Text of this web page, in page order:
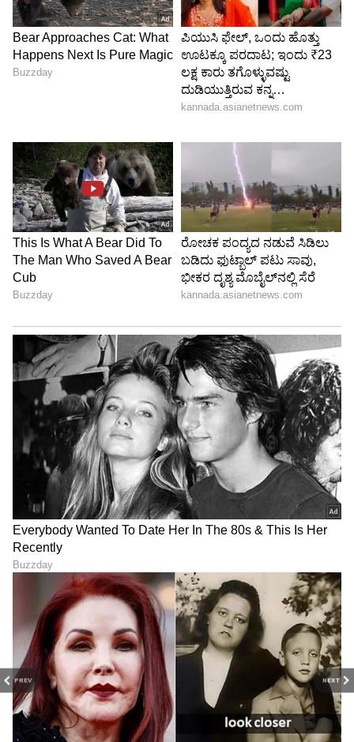
PREV NEXT
ಕಡಿಮೆಯಾಗಬಹುದು. ಹೊಸ ಹೂಡಿಕೆ ಅಥವಾ
ದೀರ್ಘಾವಧಿಯ ಯೋಜನೆಗಳನ್ನು ಆರಂಭಿಸುವ ಮೊದಲು
ತಜ್ಞರ ಸಲಹೆ ಪಡೆಯುವುದು ಉತ್ತಮ.
5
Image Credit :
ತುಲಾ ರಾಶಿ
ತುಲಾ ರಾಶಿಯವರಿಗೆ ಶನಿಯ ವಕ್ರ ಸಂಚಾರವು ಹಲವು
ಉತ್ತಮ ಬದಲಾವಣೆಗಳನ್ನು ತರಲಿದೆ. ಆದಾಯವನ್ನು
ಹೆಚ್ಚಿಸುವ ಹೊಸ ಅವಕಾಶಗಳು ಸಿಗಬಹುದು. ವ್ಯಾಪಾರ
ಆರಂಭಿಸಲು ಯೋಚಿಸುತ್ತಿರುವವರಿಗೆ ಇದು ಅನುಕೂಲಕರ
ಸಮಯ. ವ್ಯಾಪಾರದಲ್ಲಿ ಹೊಸ ಗ್ರಾಹಕರು ಮತ್ತು ಲಾಭ
ಹೆಚ್ಚಾಗುವ ಸಾಧ್ಯತೆ ಇದೆ. ಕುಟುಂಬದಲ್ಲಿ ಸಂತೋಷದ
ಘಟನೆಗಳು ನಡೆಯಬಹುದು. ಮನೆ, ವಾಹನದಂತಹ ಆಸ್ತಿ
ಸಂಬಂಧಿತ ಯೋಜನೆಗಳಲ್ಲಿ ಪ್ರಗತಿ ಕಾಣಬಹುದು. ಬಹಳ
ದಿನಗಳಿಂದ ನೀವು ನಿರೀಕ್ಷಿಸುತ್ತಿದ್ದ ಆಸೆಗಳು ಈಡೇರುವ
ಸಾಧ್ಯತೆ ಇದೆ.